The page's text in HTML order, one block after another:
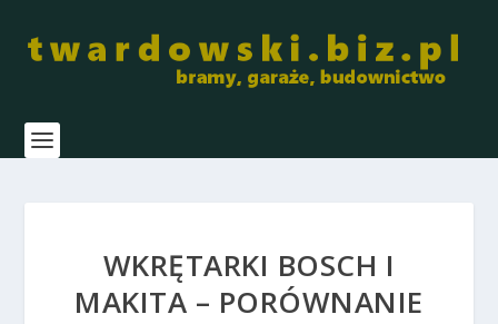
WKRĘTARKI BOSCH I
MAKITA – PORÓWNANIE